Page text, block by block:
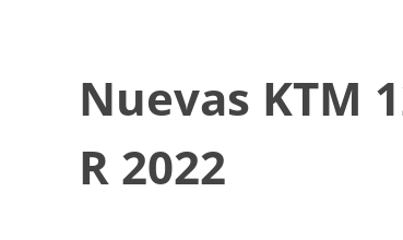
Nuevas KTM
R 2022